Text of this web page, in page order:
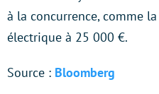
à la concurrence, comme
électrique à 25 000 €.
Source : Bloomberg